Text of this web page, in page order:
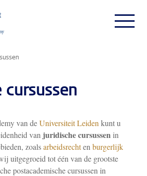
cursussen
van deUniversiteit Leiden kunt u
van juridische cursussen in
zoalsarbeidsrechten burgerlijk
uitgegroeid tot één van de grootste
postacademische cursussen in